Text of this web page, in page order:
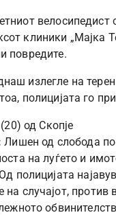
велосипедист
клиники „Мајка
повредите.
излегле на
полицијата го
од Скопје
Лишен од слобода
на луѓето и
Од полицијата
случајот, против